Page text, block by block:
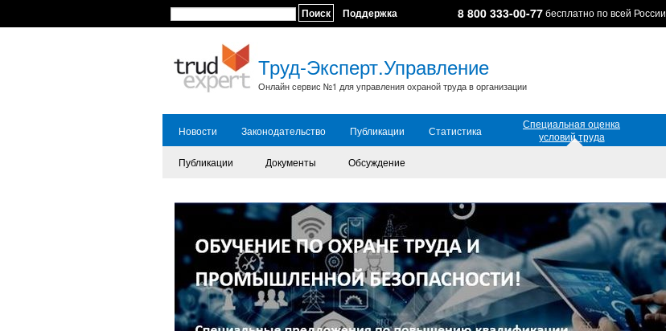
Поиск Поддержка 8 800 333-00-77бесплатно по всей России
Труд-Эксперт.Управление
Онлайн сервис №1 для управления охраной труда в организации
Новости Законодательство Публикации Статистика
Специальная оценка
условий труда
Публикации
Документы Обсуждение